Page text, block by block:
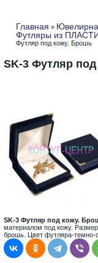
Главная »
Футляры из
Футляр под кожу. Брошь
SK-3 Футляр
SK-3 Футляр под кожу.
материалом под кожу.
брошь. Цвет футляра-темно-